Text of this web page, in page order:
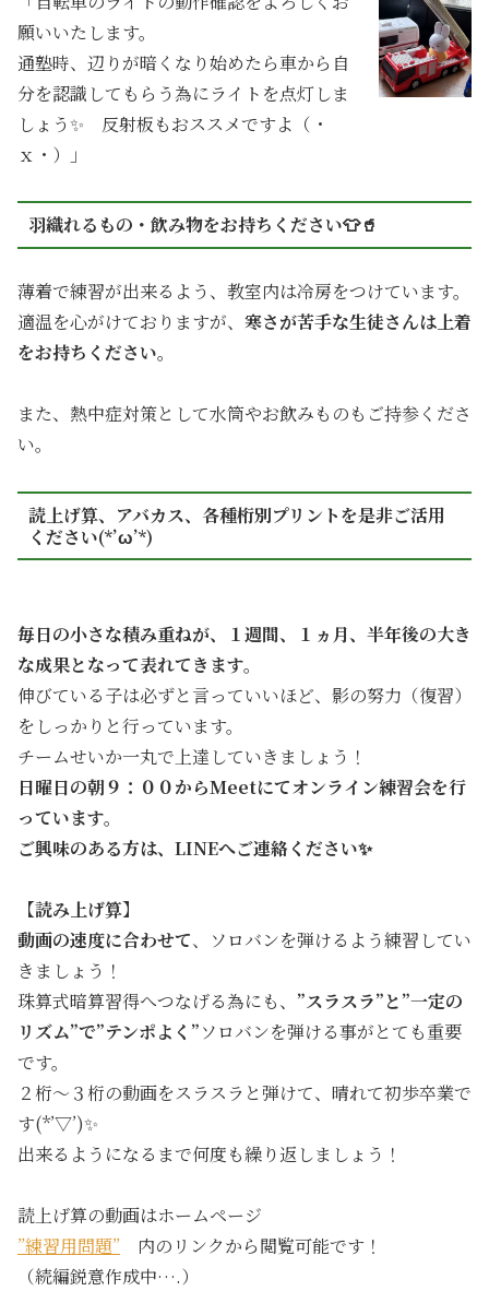
願いいたします。
通塾時、辺りが暗くなり始めたら車から自
分を認識してもらう為にライトを点灯しま
しょう✨ 反射板もおススメですよ（・
ｘ・）」
羽織れるもの・飲み物をお持ちください👕🥤
薄着で練習が出来るよう、教室内は冷房をつけています。
適温を心がけておりますが、 寒さが苦手な生徒さんは上着
をお持ちください。
また、熱中症対策として水筒やお飲みものもご持参くださ
い。
読上げ算、アバカス、各種桁別プリントを是非ご活用
ください(*’ω’*)
毎日の小さな積み重ねが、１週間、１ヵ月、半年後の大き
な成果となって表れてきます。
伸びている子は必ずと言っていいほど、影の努力（復習）
をしっかりと行っています。
チームせいか一丸で上達していきましょう！
日曜日の朝９：００からMeetにてオンライン練習会を行
っています。
ご興味のある方は、LINEへご連絡ください✨
【読み上げ算】
動画の速度に合わせて、ソロバンを弾けるよう練習してい
きましょう！
珠算式暗算習得へつなげる為にも、 ”スラスラ”と”一定の
リズム”で”テンポよく”ソロバンを弾ける事がとても重要
です。
２桁～３桁の動画をスラスラと弾けて、晴れて初歩卒業で
す(*’▽’)✨
出来るようになるまで何度も繰り返しましょう！
読上げ算の動画はホームページ
”練習用問題” 内のリンクから閲覧可能です！
（続編鋭意作成中….）